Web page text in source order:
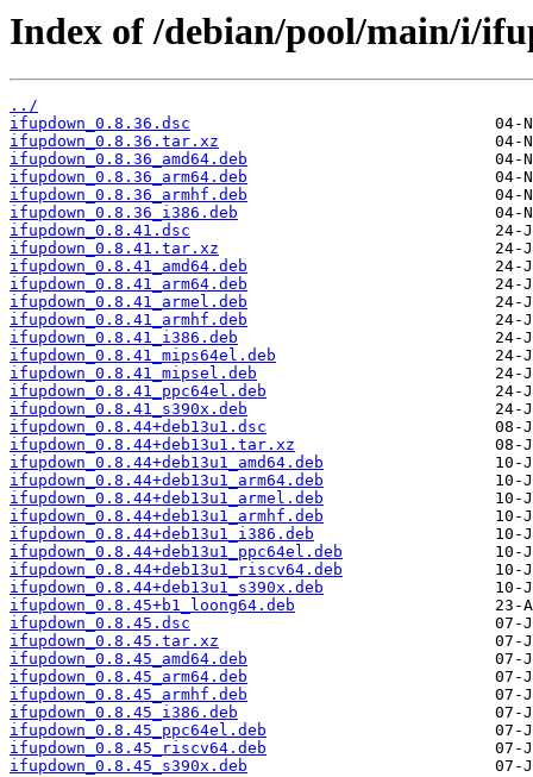
Index of /debian/pool/main/i/
../
ifupdown_0.8.36.dsc
ifupdown_0.8.36.tar.xz
ifupdown_0.8.36_amd64.deb
ifupdown_0.8.36_arm64.deb
ifupdown_0.8.36_armhf.deb
ifupdown_0.8.36_i386.deb
ifupdown_0.8.41.dsc
ifupdown_0.8.41.tar.xz
ifupdown_0.8.41_amd64.deb
ifupdown_0.8.41_arm64.deb
ifupdown_0.8.41_armel.deb
ifupdown_0.8.41_armhf.deb
ifupdown_0.8.41_i386.deb
ifupdown_0.8.41_mips64el.deb
ifupdown_0.8.41_mipsel.deb
ifupdown_0.8.41_ppc64el.deb
ifupdown_0.8.41_s390x.deb
ifupdown_0.8.44+deb13u1.dsc
ifupdown_0.8.44+deb13u1.tar.xz
ifupdown_0.8.44+deb13u1_amd64.deb
ifupdown_0.8.44+deb13u1_arm64.deb
ifupdown_0.8.44+deb13u1_armel.deb
ifupdown_0.8.44+deb13u1_armhf.deb
ifupdown_0.8.44+deb13u1_i386.deb
ifupdown_0.8.44+deb13u1_ppc64el.deb
ifupdown_0.8.44+deb13u1_riscv64.deb
ifupdown_0.8.44+deb13u1_s390x.deb
ifupdown_0.8.45+b1_loong64.deb
ifupdown_0.8.45.dsc
ifupdown_0.8.45.tar.xz
ifupdown_0.8.45_amd64.deb
ifupdown_0.8.45_arm64.deb
ifupdown_0.8.45_armhf.deb
ifupdown_0.8.45_i386.deb
ifupdown_0.8.45_ppc64el.deb
ifupdown_0.8.45_riscv64.deb
ifupdown_0.8.45_s390x.deb